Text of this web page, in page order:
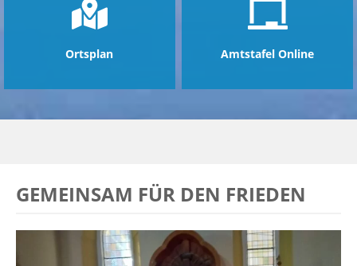
Ortsplan Amtstafel Online
GEMEINSAM FÜR DEN FRIEDEN